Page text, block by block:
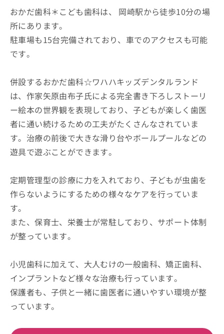
おかだ歯科＊こども歯科は、 岡崎駅から徒歩10分の場
所にあります。
駐車場も15台完備されており、車でのアクセスも可能
です。
併設するおかだ歯科☆ワハハキッズデンタルランド
は、作家矢原由布子氏による完全書き下ろしストーリ
ー絵本の世界観を表現しており、子どもが楽しく歯医
者に通い続けるための工夫がたくさんなされていま
す。治療の前後で大きな滑り台やボールプールなどの
遊具で遊ぶことができます。
定期管理型の診療に力を入れており、子どもが虫歯を
作らないようにするための様々なケアを行っていま
す。
また、保育士、栄養士が常駐しており、サポート体制
が整っています。
小児歯科に加えて、大人むけの一般歯科、矯正歯科、
インプラントなど様々な治療も行っています。
保護者も、子供と一緒に歯医者に通いやすい環境が整
っています。